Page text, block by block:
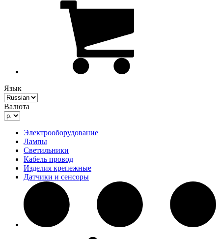
Язык
Валюта
Электрооборудование
Лампы
Светильники
Кабель провод
Изделия крепежные
Датчики и сенсоры